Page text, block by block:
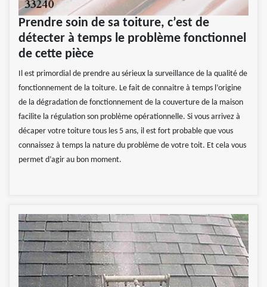
Prendre soin de sa toiture, c’est de
détecter à temps le problème fonctionnel
de cette pièce
Il est primordial de prendre au sérieux la surveillance de la qualité de
fonctionnement de la toiture. Le fait de connaitre à temps l’origine
de la dégradation de fonctionnement de la couverture de la maison
facilite la régulation son problème opérationnelle. Si vous arrivez à
décaper votre toiture tous les 5 ans, il est fort probable que vous
connaissez à temps la nature du problème de votre toit. Et cela vous
permet d’agir au bon moment.